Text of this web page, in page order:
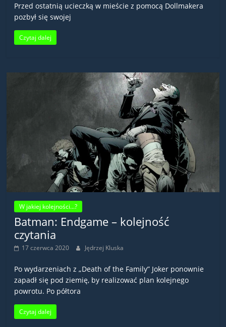
Przed ostatnią ucieczką w mieście z pomocą Dollmakera
pozbył się swojej
Czytaj dalej
W jakiej kolejności...?
Batman: Endgame – kolejność
czytania
17 czerwca 2020 Jędrzej Kluska
Po wydarzeniach z „Death of the Family” Joker ponownie
zapadł się pod ziemię, by realizować plan kolejnego
powrotu. Po półtora
Czytaj dalej